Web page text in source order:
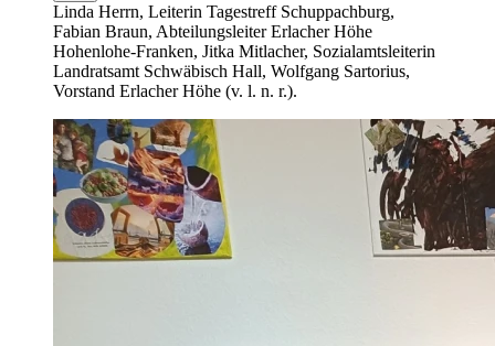
Linda Herrn, Leiterin Tagestreff Schuppachburg,
Fabian Braun, Abteilungsleiter Erlacher Höhe
Hohenlohe-Franken, Jitka Mitlacher, Sozialamtsleiterin
Landratsamt Schwäbisch Hall, Wolfgang Sartorius,
Vorstand Erlacher Höhe (v. l. n. r.).